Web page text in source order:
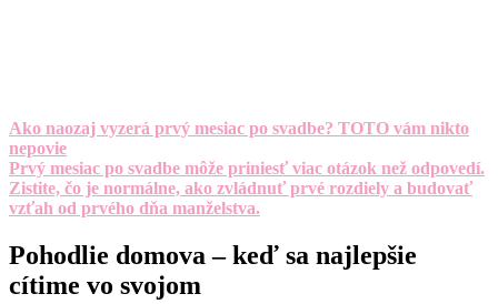
Ako naozaj vyzerá prvý mesiac po svadbe? TOTO vám nikto
nepovie
Prvý mesiac po svadbe môže priniesť viac otázok než odpovedí.
Zistite, čo je normálne, ako zvládnuť prvé rozdiely a budovať
vzťah od prvého dňa manželstva.
Pohodlie domova – keď sa najlepšie
cítime vo svojom